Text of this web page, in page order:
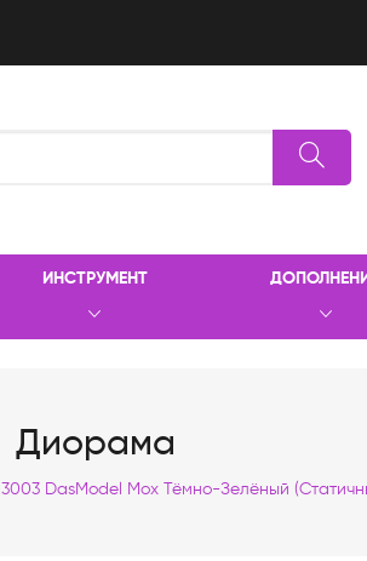
ИНСТРУМЕНТ
Диорама
3003 DasModel Мох Тёмно-Зелёный